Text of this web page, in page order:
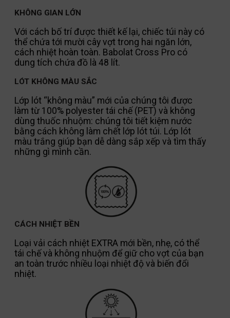
KHÔNG GIAN LỚN
Với cách bố trí được thiết kế lại, chiếc túi này có
thể chứa tới mười cây vợt trong hai ngăn lớn,
cách nhiệt hoàn toàn. Babolat Cross Pro có
dung tích chứa đồ là 48 lít.
LÓT KHÔNG MÀU SẮC
Lớp lót “không màu” mới của chúng tôi được
làm từ 100% polyester tái chế (PET) và không
dùng thuốc nhuộm: chúng tôi tiết kiệm nước
bằng cách không làm chết lớp lót túi. Lớp lót
màu trắng giúp bạn dễ dàng sắp xếp và tìm thấy
những gì mình cần.
CÁCH NHIỆT BỀN
Loại vải cách nhiệt EXTRA mới bền, nhẹ, có thể
tái chế và không nhuộm để giữ cho vợt của bạn
an toàn trước nhiều loại nhiệt độ và biến đổi
nhiệt.